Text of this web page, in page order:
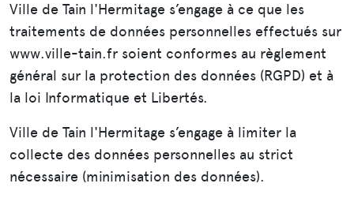
Ville de Tain l'Hermitage s’engage à ce que les
traitements de données personnelles effectués sur
www.ville-tain.fr soient conformes au règlement
général sur la protection des données (RGPD) et à
la loi Informatique et Libertés.
Ville de Tain l'Hermitage s’engage à limiter la
collecte des données personnelles au strict
nécessaire (minimisation des données).